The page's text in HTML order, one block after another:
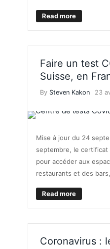
Read more
Faire un test
Suisse, en
By Steven Kakon 23
Mise à jour du 24
septembre, le certificat
pour accéder aux
restaurants et des
Read more
Coronavirus :